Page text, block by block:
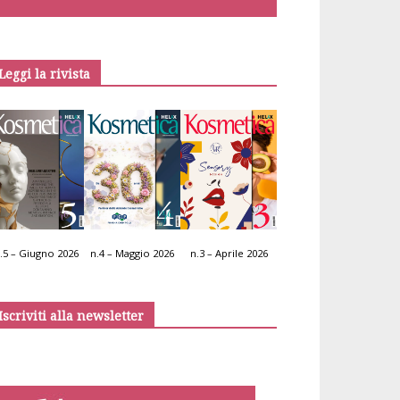
la rivista
– Giugno 2026 n.4 – Maggio 2026 n.3 – Aprile 2026
alla newsletter